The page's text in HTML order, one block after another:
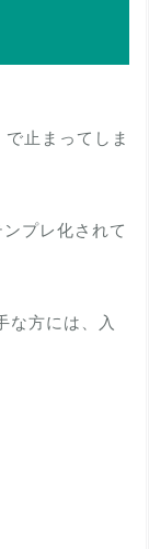
止まってしま
プレ化されて
な方には、入